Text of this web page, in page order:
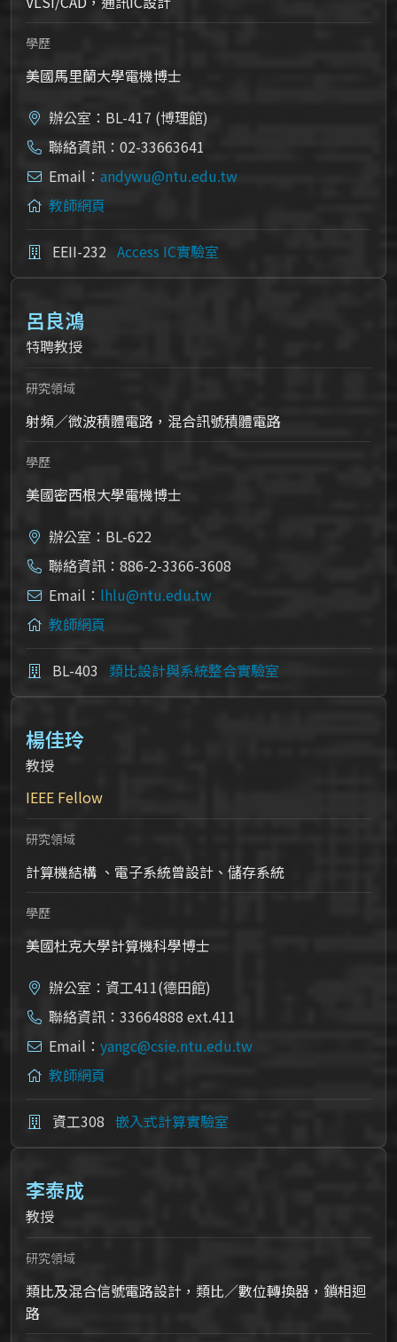
學歷
美國馬里蘭大學電機博士
辦公室：BL-417 (博理館)
聯絡資訊：02-33663641
Email： andywu@ntu.edu.tw
教師網頁
EEII-232 Access IC實驗室
呂良鴻
特聘教授
研究領域
射頻／微波積體電路，混合訊號積體電路
學歷
美國密西根大學電機博士
辦公室：BL-622
聯絡資訊：886-2-3366-3608
Email： lhlu@ntu.edu.tw
教師網頁
BL-403 類比設計與系統整合實驗室
楊佳玲
教授
IEEE Fellow
研究領域
計算機結構 、電子系統曾設計、儲存系統
學歷
美國杜克大學計算機科學博士
辦公室：資工411(德田館)
聯絡資訊：33664888 ext.411
Email： yangc@csie.ntu.edu.tw
教師網頁
資工308 嵌入式計算實驗室
李泰成
教授
研究領域
類比及混合信號電路設計，類比／數位轉換器，鎖相迴
路